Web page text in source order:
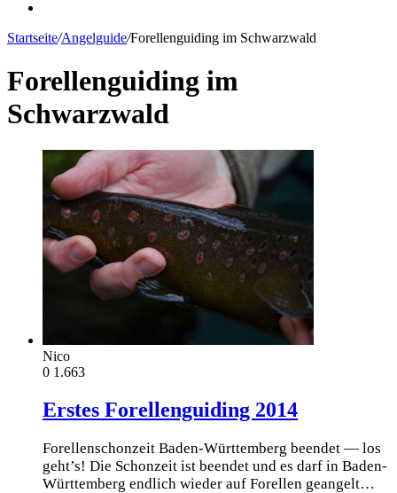
Startseite/Angelguide/Forellenguiding im Schwarzwald
Forellenguiding im
Schwarzwald
Nico
0 1.663
Erstes Forellenguiding 2014
Forellenschonzeit Baden-Württemberg beendet — los
geht’s! Die Schon­zeit ist been­det und es darf in Baden-
Würt­tem­berg end­lich wie­der auf Forel­len gean­gelt…